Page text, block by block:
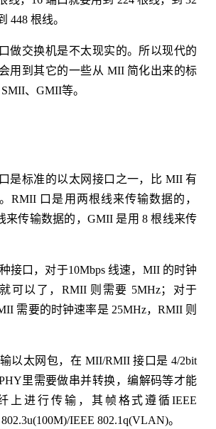
448 根线。
做交换机是不太现实的。所以现代的
用到其它的一些从 MII 简化出来的标
、GMII等。
是标准的以太网接口之一，比 MII 有
RMII 口是用两根线来传输数据的，
来传输数据的，GMII 是用 8 根线来传
接口，对于10Mbps 线速，MII 的时钟
可以了，RMII 则需要 5MHz；对于
需要的时钟速率是 25MHz，RMII 则
以太网包，在 MII/RMII 接口是 4/2bit
里需要做串并转换，编解码等才能
上进行传输，其帧格式遵循IEEE
IEEE 802.1q(VLAN)。